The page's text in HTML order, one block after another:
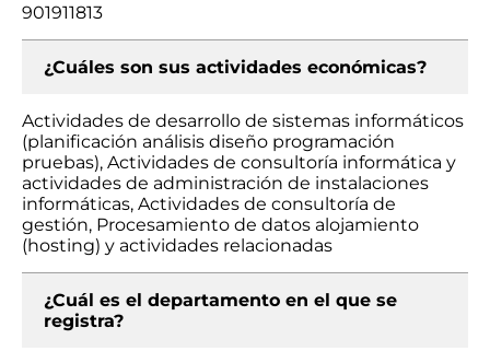
901911813
¿Cuáles son sus actividades económicas?
Actividades de desarrollo de sistemas informáticos
(planificación análisis diseño programación
pruebas), Actividades de consultoría informática y
actividades de administración de instalaciones
informáticas, Actividades de consultoría de
gestión, Procesamiento de datos alojamiento
(hosting) y actividades relacionadas
¿Cuál es el departamento en el que se
registra?